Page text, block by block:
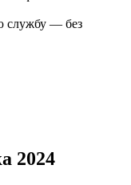
службу — без
2024